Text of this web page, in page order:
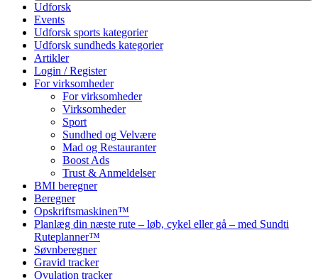
Udforsk
Events
Udforsk sports kategorier
Udforsk sundheds kategorier
Artikler
Login / Register
For virksomheder
For virksomheder
Virksomheder
Sport
Sundhed og Velvære
Mad og Restauranter
Boost Ads
Trust & Anmeldelser
BMI beregner
Beregner
Opskriftsmaskinen™
Planlæg din næste rute – løb, cykel eller gå – med Sundti
Ruteplanner™
Søvnberegner
Gravid tracker
Ovulation tracker